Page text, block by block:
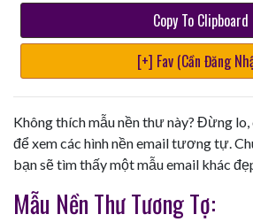
Copy To Clipboard
[+] Fav (Cần Đăng
Không thích mẫu nền thư này? Đừng lo,
để xem các hình nền email tương tự.
bạn sẽ tìm thấy một mẫu email khác
Mẫu Nền Thư Tương Tợ: